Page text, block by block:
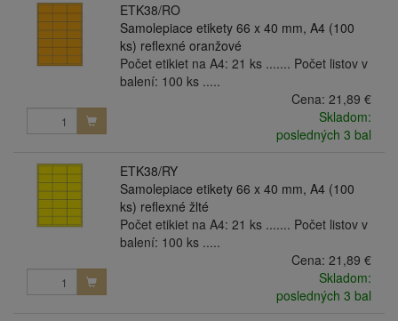
ETK38/RO
Samolepiace etikety 66 x 40 mm, A4 (100
ks) reflexné oranžové
Počet etikiet na A4: 21 ks ....... Počet listov v
balení: 100 ks .....
Cena: 21,89 €
Skladom:
posledných 3 bal
ETK38/RY
Samolepiace etikety 66 x 40 mm, A4 (100
ks) reflexné žlté
Počet etikiet na A4: 21 ks ....... Počet listov v
balení: 100 ks .....
Cena: 21,89 €
Skladom:
posledných 3 bal